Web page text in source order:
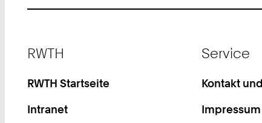
RWTH
RWTH Startseite
Intranet
Service
Kontakt
Impressum